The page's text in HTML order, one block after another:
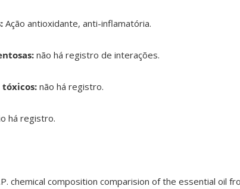
Ação antioxidante, anti-inflamatória.
não há registro de interações.
tóxicos: não há registro.
há registro.
chemical composition comparision of the essential oil